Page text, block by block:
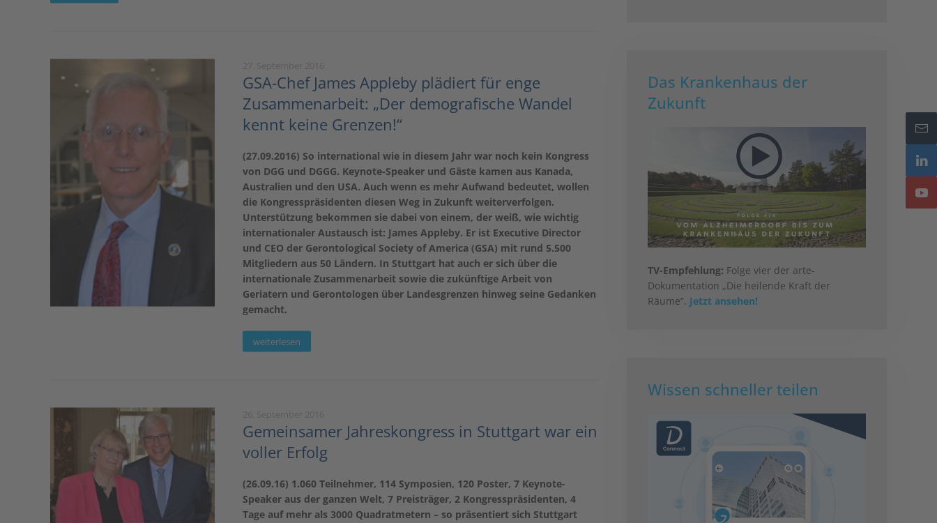
GSA-Chef James Appleby plädiert für enge
Zusammenarbeit: „Der demografische Wandel
kennt keine Grenzen!“
(27.09.2016) So international wie in diesem Jahr war noch kein Kongress
von DGG und DGGG. Keynote-Speaker und Gäste kamen aus Kanada,
Australien und den USA. Auch wenn es mehr Aufwand bedeutet, wollen
die Kongresspräsidenten diesen Weg in Zukunft weiterverfolgen.
Unterstützung bekommen sie dabei von einem, der weiß, wie wichtig
internationaler Austausch ist: James Appleby. Er ist Executive Director
und CEO der Gerontological Society of America (GSA) mit rund 5.500
Mitgliedern aus 50 Ländern. In Stuttgart hat auch er sich über die
internationale Zusammenarbeit sowie die zukünftige Arbeit von
Geriatern und Gerontologen über Landesgrenzen hinweg seine Gedanken
gemacht.
weiterlesen
Gemeinsamer Jahreskongress in Stuttgart war ein
voller Erfolg
(26.09.16) 1.060 Teilnehmer, 114 Symposien, 120 Poster, 7 Keynote-
Speaker aus der ganzen Welt, 7 Preisträger, 2 Kongresspräsidenten, 4
Tage auf mehr als 3000 Quadratmetern – so präsentiert sich Stuttgart
Das Krankenhaus der
Zukunft
TV-Empfehlung: Folge vier der arte-
Dokumentation „Die heilende Kraft der
Räume“. Jetzt ansehen!
Wissen schneller teilen